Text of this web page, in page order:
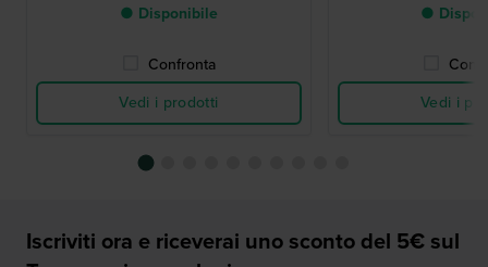
● Disponibile
Confronta
Vedi i prodotti
●
Vedi i
Iscriviti ora e riceverai uno sconto del 5€ sul